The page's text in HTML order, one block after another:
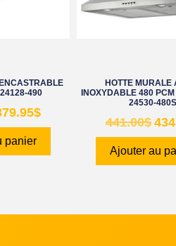
490
$
panier
HOTTE MURALE
INOXYDABLE 480
24530-480S
441.00$
Ajouter au